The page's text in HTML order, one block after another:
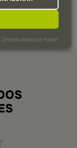
Desenvolvido por Klaro!